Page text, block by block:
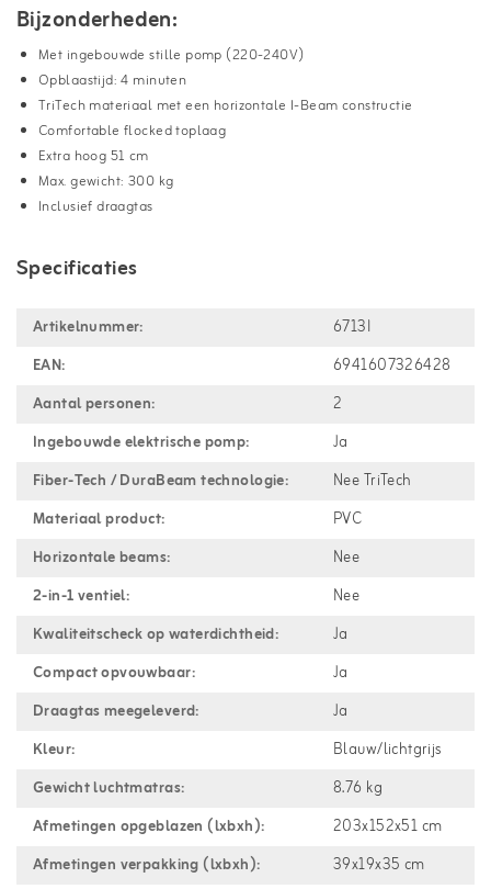
Bijzonderheden:
Met ingebouwde stille pomp (220-240V)
Opblaastijd: 4 minuten
TriTech materiaal met een horizontale I-Beam constructie
Comfortable flocked toplaag
Extra hoog 51 cm
Max. gewicht: 300 kg
Inclusief draagtas
Specificaties
Artikelnummer:
6713I
EAN:
6941607326428
Aantal personen:
2
Ingebouwde elektrische pomp:
Ja
Fiber-Tech / DuraBeam technologie:
Nee TriTech
Materiaal product:
PVC
Horizontale beams:
Nee
2-in-1 ventiel:
Nee
Kwaliteitscheck op waterdichtheid:
Ja
Compact opvouwbaar:
Ja
Draagtas meegeleverd:
Ja
Kleur:
Blauw/lichtgrijs
Gewicht luchtmatras:
8.76 kg
Afmetingen opgeblazen (lxbxh):
203x152x51 cm
Afmetingen verpakking (lxbxh):
39x19x35 cm